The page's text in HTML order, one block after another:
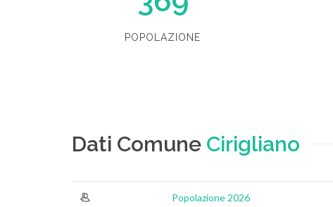
POPOLAZIONE
Dati Comune Cirigliano
Popolazione 2026